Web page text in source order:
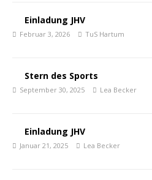
Einladung JHV
Februar 3, 2026 TuS Hartum
Stern des Sports
September 30, 2025 Lea Becker
Einladung JHV
Januar 21, 2025 Lea Becker